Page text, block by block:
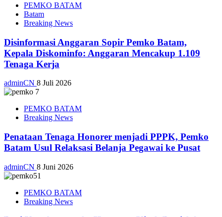
PEMKO BATAM
Batam
Breaking News
Disinformasi Anggaran Sopir Pemko Batam,
Kepala Diskominfo: Anggaran Mencakup 1.109
Tenaga Kerja
adminCN 8 Juli 2026
PEMKO BATAM
Breaking News
Penataan Tenaga Honorer menjadi PPPK, Pemko
Batam Usul Relaksasi Belanja Pegawai ke Pusat
adminCN 8 Juni 2026
PEMKO BATAM
Breaking News